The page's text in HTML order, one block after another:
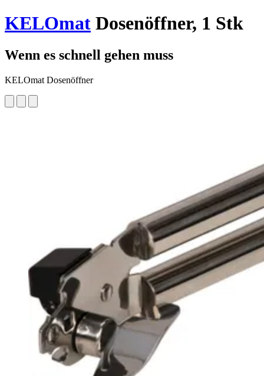
KELOmat Dosenöffner, 1 Stk
Wenn es schnell gehen muss
KELOmat Dosenöffner